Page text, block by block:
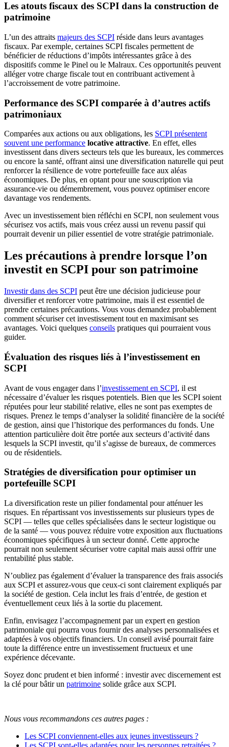
Les atouts fiscaux des SCPI dans la construction de
patrimoine
L’un des attraits majeurs des SCPI réside dans leurs avantages
fiscaux. Par exemple, certaines SCPI fiscales permettent de
bénéficier de réductions d’impôts intéressantes grâce à des
dispositifs comme le Pinel ou le Malraux. Ces opportunités peuvent
alléger votre charge fiscale tout en contribuant activement à
l’accroissement de votre patrimoine.
Performance des SCPI comparée à d’autres actifs
patrimoniaux
Comparées aux actions ou aux obligations, les SCPI présentent
souvent une performance locative attractive. En effet, elles
investissent dans divers secteurs tels que les bureaux, les commerces
ou encore la santé, offrant ainsi une diversification naturelle qui peut
renforcer la résilience de votre portefeuille face aux aléas
économiques. De plus, en optant pour une souscription via
assurance-vie ou démembrement, vous pouvez optimiser encore
davantage vos rendements.
Avec un investissement bien réfléchi en SCPI, non seulement vous
sécurisez vos actifs, mais vous créez aussi un revenu passif qui
pourrait devenir un pilier essentiel de votre stratégie patrimoniale.
Les précautions à prendre lorsque l’on
investit en SCPI pour son patrimoine
Investir dans des SCPI peut être une décision judicieuse pour
diversifier et renforcer votre patrimoine, mais il est essentiel de
prendre certaines précautions. Vous vous demandez probablement
comment sécuriser cet investissement tout en maximisant ses
avantages. Voici quelques conseils pratiques qui pourraient vous
guider.
Évaluation des risques liés à l’investissement en
SCPI
Avant de vous engager dans l’investissement en SCPI, il est
nécessaire d’évaluer les risques potentiels. Bien que les SCPI soient
réputées pour leur stabilité relative, elles ne sont pas exemptes de
risques. Prenez le temps d’analyser la solidité financière de la société
de gestion, ainsi que l’historique des performances du fonds. Une
attention particulière doit être portée aux secteurs d’activité dans
lesquels la SCPI investit, qu’il s’agisse de bureaux, de commerces
ou de résidentiels.
Stratégies de diversification pour optimiser un
portefeuille SCPI
La diversification reste un pilier fondamental pour atténuer les
risques. En répartissant vos investissements sur plusieurs types de
SCPI — telles que celles spécialisées dans le secteur logistique ou
de la santé — vous pouvez réduire votre exposition aux fluctuations
économiques spécifiques à un secteur donné. Cette approche
pourrait non seulement sécuriser votre capital mais aussi offrir une
rentabilité plus stable.
N’oubliez pas également d’évaluer la transparence des frais associés
aux SCPI et assurez-vous que ceux-ci sont clairement expliqués par
la société de gestion. Cela inclut les frais d’entrée, de gestion et
éventuellement ceux liés à la sortie du placement.
Enfin, envisagez l’accompagnement par un expert en gestion
patrimoniale qui pourra vous fournir des analyses personnalisées et
adaptées à vos objectifs financiers. Un conseil avisé pourrait faire
toute la différence entre un investissement fructueux et une
expérience décevante.
Soyez donc prudent et bien informé : investir avec discernement est
la clé pour bâtir un patrimoine solide grâce aux SCPI.
Nous vous recommandons ces autres pages :
Les SCPI conviennent-elles aux jeunes investisseurs ?
Les SCPI sont-elles adaptées pour les personnes retraitées ?